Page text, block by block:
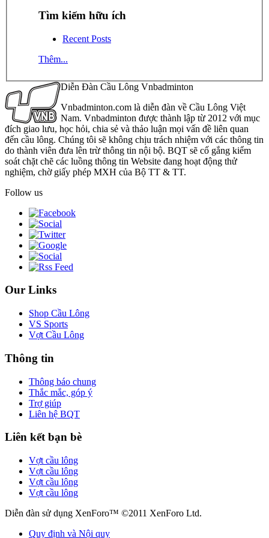
Tìm kiếm hữu ích
Recent Posts
Thêm...
Diễn Đàn Cầu Lông Vnbadminton
Vnbadminton.com là diễn đàn về Cầu Lông Việt
Nam. Vnbadminton được thành lập từ 2012 với mục
đích giao lưu, học hỏi, chia sẻ và thảo luận mọi vấn đề liên quan
đến cầu lông. Chúng tôi sẽ không chịu trách nhiệm với các thông tin
do thành viên đưa lên trừ thông tin nội bộ. BQT sẽ cố gắng kiểm
soát chặt chẽ các luồng thông tin Website đang hoạt động thử
nghiệm, chờ giấy phép MXH của Bộ TT & TT.
Follow us
Our Links
Shop Cầu Lông
VS Sports
Vợt Cầu Lông
Thông tin
Thông báo chung
Thắc mắc, góp ý
Trợ giúp
Liên hệ BQT
Liên kết bạn bè
Vợt cầu lông
Vợt cầu lông
Vợt cầu lông
Vợt cầu lông
Diễn đàn sử dụng XenForo™ ©2011 XenForo Ltd.
Quy định và Nội quy